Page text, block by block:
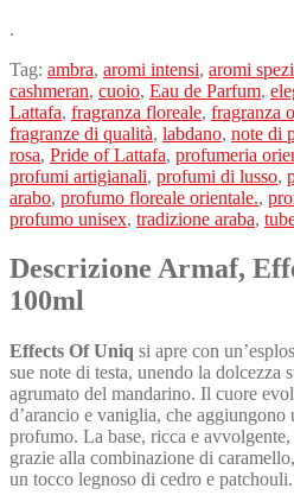
.
Tag: ambra, aromi intensi, aromi
cashmeran, cuoio, Eau de Parfum,
Lattafa, fragranza floreale, fragranza
fragranze di qualità, labdano, note di
rosa, Pride of Lattafa, profumeria
profumi artigianali, profumi di lusso,
arabo, profumo floreale orientale.,
profumo unisex, tradizione araba,
Descrizione Armaf,
100ml
Effects Of Uniq si apre con
sue note di testa, unendo la dolcezza
agrumato del mandarino. Il cuore
d’arancio e vaniglia, che aggiungono
profumo. La base, ricca e avvolgente,
grazie alla combinazione di
un tocco legnoso di cedro e patchouli.